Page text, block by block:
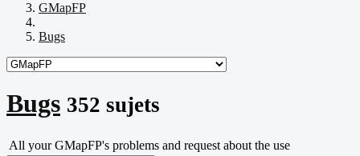
GMapFP
Bugs
Bugs 352 sujets
All your GMapFP's problems and request about the use